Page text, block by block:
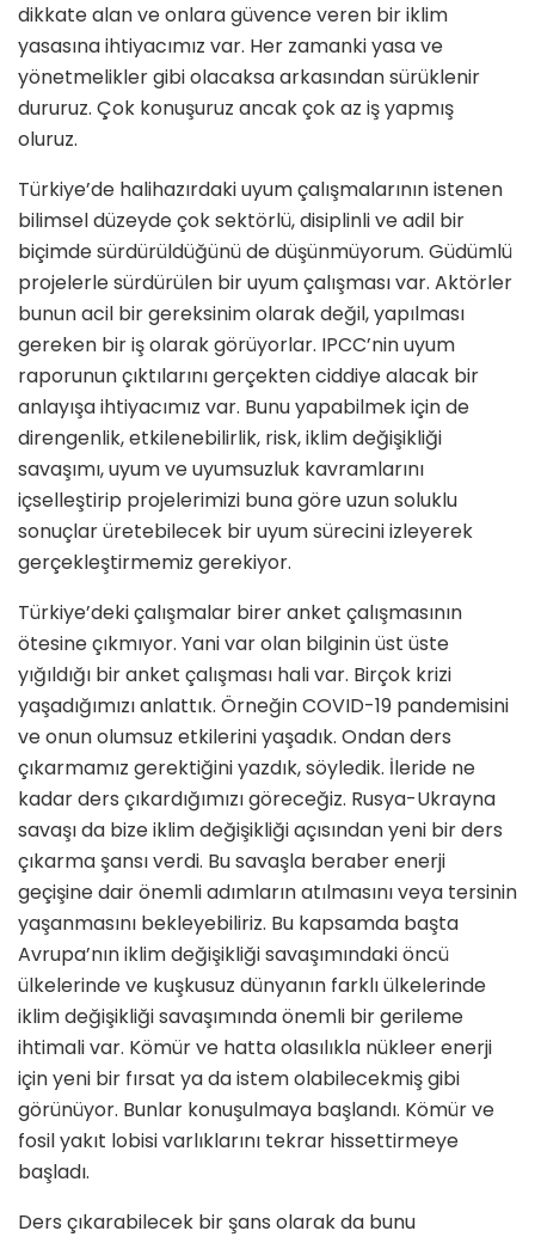
dikkate alan ve onlara güvence veren bir iklim
yasasına ihtiyacımız var. Her zamanki yasa ve
yönetmelikler gibi olacaksa arkasından sürüklenir
dururuz. Çok konuşuruz ancak çok az iş yapmış
oluruz.
Türkiye’de halihazırdaki uyum çalışmalarının istenen
bilimsel düzeyde çok sektörlü, disiplinli ve adil bir
biçimde sürdürüldüğünü de düşünmüyorum. Güdümlü
projelerle sürdürülen bir uyum çalışması var. Aktörler
bunun acil bir gereksinim olarak değil, yapılması
gereken bir iş olarak görüyorlar. IPCC’nin uyum
raporunun çıktılarını gerçekten ciddiye alacak bir
anlayışa ihtiyacımız var. Bunu yapabilmek için de
direngenlik, etkilenebilirlik, risk, iklim değişikliği
savaşımı, uyum ve uyumsuzluk kavramlarını
içselleştirip projelerimizi buna göre uzun soluklu
sonuçlar üretebilecek bir uyum sürecini izleyerek
gerçekleştirmemiz gerekiyor.
Türkiye’deki çalışmalar birer anket çalışmasının
ötesine çıkmıyor. Yani var olan bilginin üst üste
yığıldığı bir anket çalışması hali var. Birçok krizi
yaşadığımızı anlattık. Örneğin COVID-19 pandemisini
ve onun olumsuz etkilerini yaşadık. Ondan ders
çıkarmamız gerektiğini yazdık, söyledik. İleride ne
kadar ders çıkardığımızı göreceğiz. Rusya-Ukrayna
savaşı da bize iklim değişikliği açısından yeni bir ders
çıkarma şansı verdi. Bu savaşla beraber enerji
geçişine dair önemli adımların atılmasını veya tersinin
yaşanmasını bekleyebiliriz. Bu kapsamda başta
Avrupa’nın iklim değişikliği savaşımındaki öncü
ülkelerinde ve kuşkusuz dünyanın farklı ülkelerinde
iklim değişikliği savaşımında önemli bir gerileme
ihtimali var. Kömür ve hatta olasılıkla nükleer enerji
için yeni bir fırsat ya da istem olabilecekmiş gibi
görünüyor. Bunlar konuşulmaya başlandı. Kömür ve
fosil yakıt lobisi varlıklarını tekrar hissettirmeye
başladı.
Ders çıkarabilecek bir şans olarak da bunu